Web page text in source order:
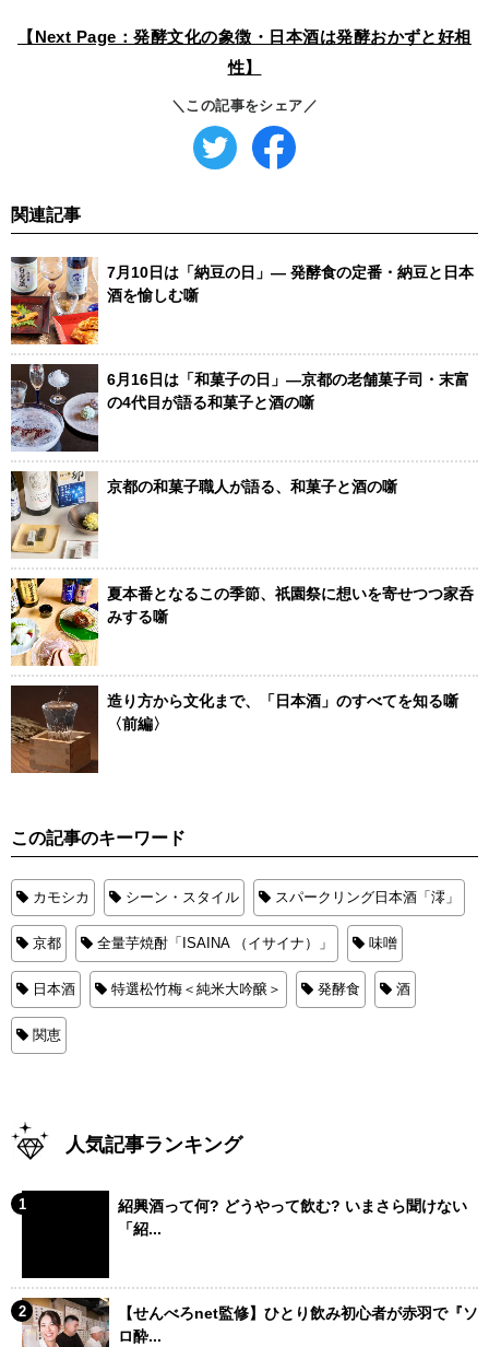
【Next Page：発酵文化の象徴・日本酒は発酵おかずと好相
性】
＼この記事をシェア／
関連記事
7月10日は「納豆の日」― 発酵食の定番・納豆と日本
酒を愉しむ噺
6月16日は「和菓子の日」—京都の老舗菓子司・末富
の4代目が語る和菓子と酒の噺
京都の和菓子職人が語る、和菓子と酒の噺
夏本番となるこの季節、祇園祭に想いを寄せつつ家呑
みする噺
造り方から文化まで、「日本酒」のすべてを知る噺
〈前編〉
この記事のキーワード
カモシカ シーン・スタイル スパークリング日本酒「澪」
京都 全量芋焼酎「ISAINA （イサイナ）」 味噌
日本酒 特選松竹梅＜純米大吟醸＞ 発酵食 酒
関恵
人気記事ランキング
紹興酒って何? どうやって飲む? いまさら聞けない
「紹...
【せんべろnet監修】ひとり飲み初心者が赤羽で『ソ
ロ酔...